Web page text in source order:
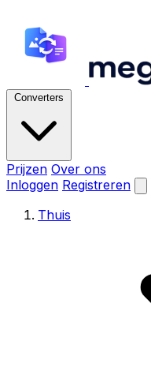
Converters
Prijzen Over ons
Inloggen Registreren
Thuis